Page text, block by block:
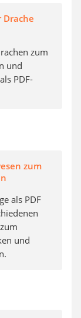
Drache
zum
und
PDF-
zum
als PDF
und